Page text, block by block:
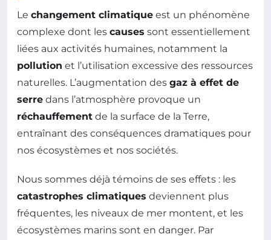
Le changement climatique est un phénomène
complexe dont les causes sont essentiellement
liées aux activités humaines, notamment la
pollution et l’utilisation excessive des ressources
naturelles. L’augmentation des gaz à effet de
serre dans l’atmosphère provoque un
réchauffement de la surface de la Terre,
entraînant des conséquences dramatiques pour
nos écosystèmes et nos sociétés.
Nous sommes déjà témoins de ses effets : les
catastrophes climatiques deviennent plus
fréquentes, les niveaux de mer montent, et les
écosystèmes marins sont en danger. Par